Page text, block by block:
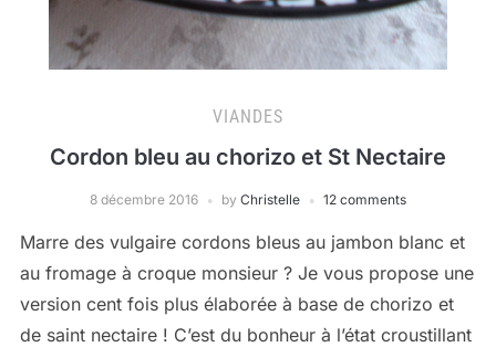
VIANDES
Cordon bleu au chorizo et St Nectaire
8 décembre 2016 by Christelle 12 comments
Marre des vulgaire cordons bleus au jambon blanc et
au fromage à croque monsieur ? Je vous propose une
version cent fois plus élaborée à base de chorizo et
de saint nectaire ! C’est du bonheur à l’état croustillant